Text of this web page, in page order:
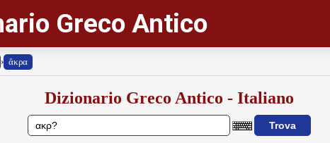
Greco Antico
› ἄκρα
Dizionario Greco Antico - Italiano